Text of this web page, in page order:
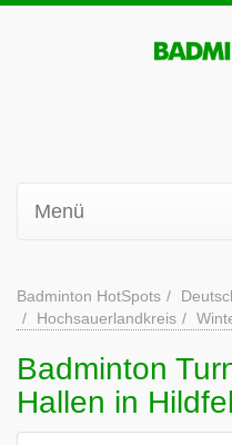
Menü
Badminton HotSpots
Hochsauerlandkreis
Badminton
Hallen in